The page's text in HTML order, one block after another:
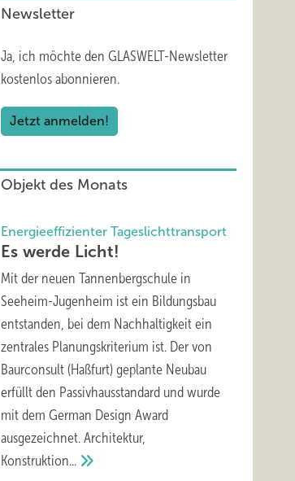
Newsletter
Ja, ich möchte den GLASWELT-Newsletter
kostenlos abonnieren.
Jetzt anmelden!
Objekt des Monats
Energieeffizienter Tageslichttransport
Es werde Licht!
Mit der neuen Tannenbergschule in
Seeheim-Jugenheim ist ein Bildungsbau
entstanden, bei dem Nachhaltigkeit ein
zentrales Planungskriterium ist. Der von
Baurconsult (Haßfurt) geplante Neubau
erfüllt den Passivhausstandard und wurde
mit dem German Design Award
ausgezeichnet. Architektur,
Konstruktion...